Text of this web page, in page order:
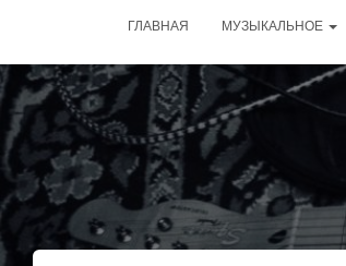
ГЛАВНАЯ МУЗЫКАЛЬНОЕ